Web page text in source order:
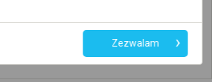
dostępne połączenia z innych dat
Zezwalam